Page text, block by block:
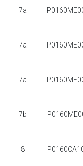
7a
7a
7a
7b
8